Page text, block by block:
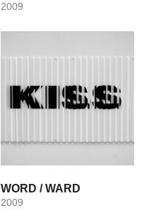
2009
WORD / WARD
2009